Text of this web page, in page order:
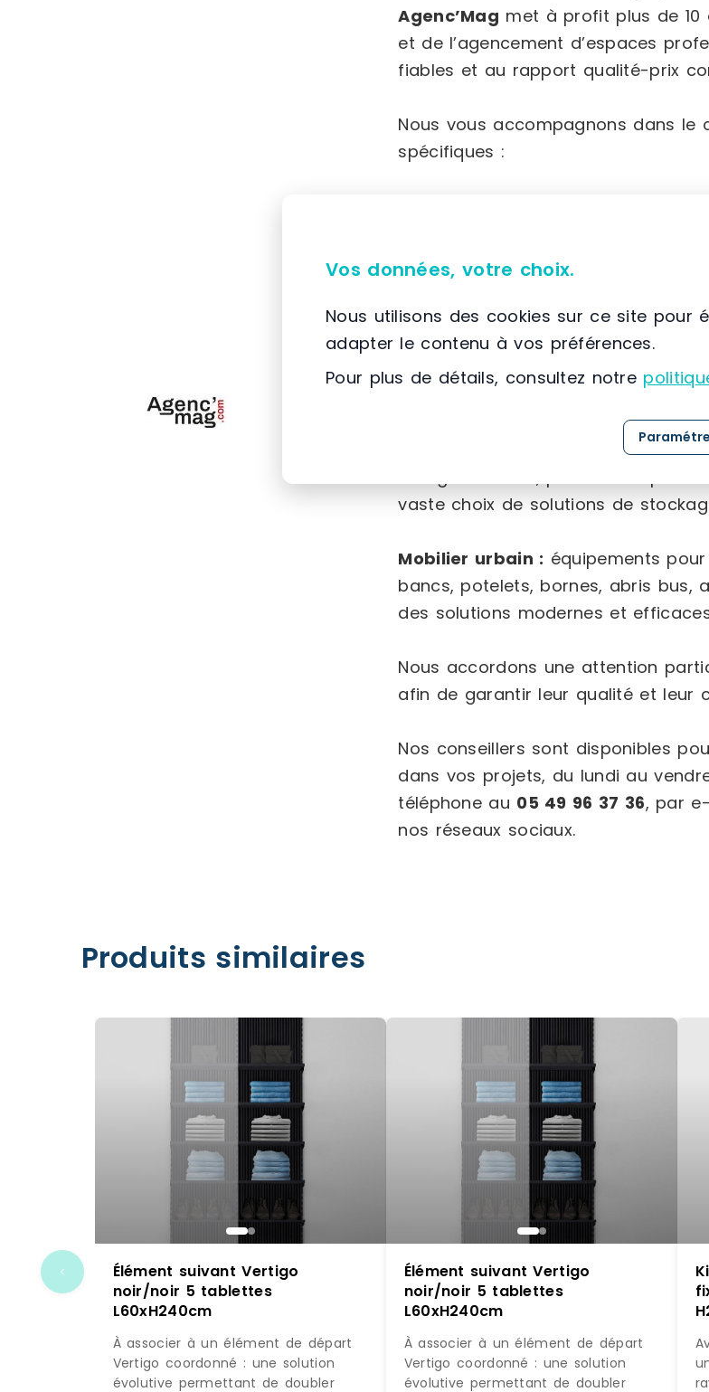
Agenc’Mag met à profit plus de 10
et de l’agencement d’espaces
fiables et au rapport qualité-prix
Nous vous accompagnons dans le
spécifiques :
fruits et légumes fabriqués en
sortie de différentes tailles, ainsi
(paniers, séparateurs, broches,
Équipement intérieur :mobilier
plusieurs formats, accessoires
chariots
charges lourdes, protections pour
vaste choix de solutions de
Mobilier urbain : équipements
bancs, potelets, bornes, abris bus,
des solutions modernes et
Nous accordons une attention
afin de garantir leur qualité et leur
Nos conseillers sont disponibles
dans vos projets, du lundi au
téléphone au 05 49 96 37 36, par
nos réseaux sociaux.
Produits similaires
Élément suivant Vertigo
noir/noir 5 tablettes
L60xH240cm
À associer à un élément de départ
Vertigo coordonné : une solution
évolutive permettant de doubler
Élément suivant Vertigo
noir/noir 5 tablettes
L60xH240cm
À associer à un élément de départ
Vertigo coordonné : une solution
évolutive permettant de doubler
Vos données, votre choix.
Nous utilisons des cookies sur ce site pour
adapter le contenu à vos préférences.
Pour plus de détails, consultez notre